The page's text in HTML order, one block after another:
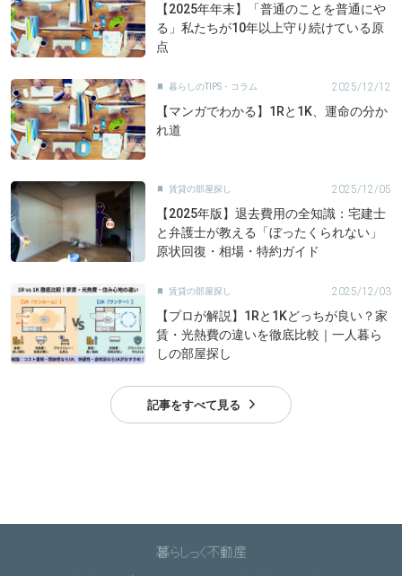
【2025年年末】「普通のことを普通にや
る」私たちが10年以上守り続けている原
点
暮らしのTIPS・コラム 2025/12/12
【マンガでわかる】1Rと1K、運命の分か
れ道
賃貸の部屋探し 2025/12/05
【2025年版】退去費用の全知識：宅建士
と弁護士が教える「ぼったくられない」
原状回復・相場・特約ガイド
賃貸の部屋探し 2025/12/03
【プロが解説】1Rと1Kどっちが良い？家
賃・光熱費の違いを徹底比較｜一人暮ら
しの部屋探し
記事をすべて見る